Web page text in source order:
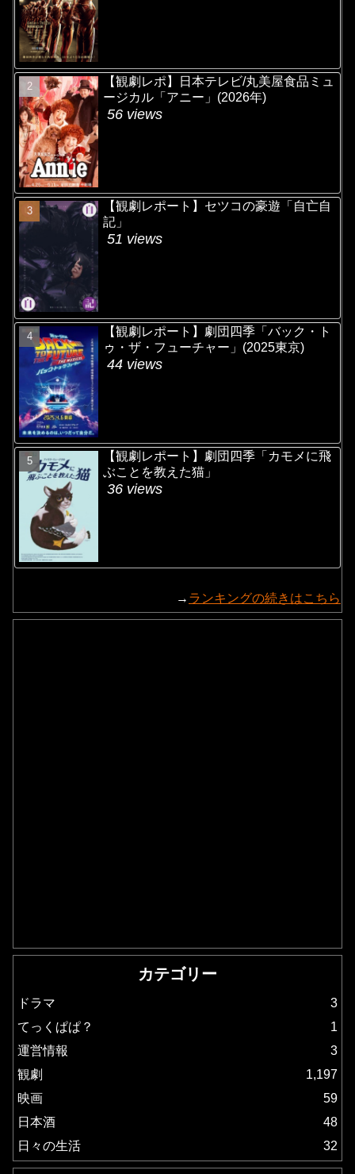
【観劇レポ】日本テレビ/丸美屋食品ミュ
ージカル「アニー」(2026年)
56 views
【観劇レポート】セツコの豪遊「自亡自
記」
51 views
【観劇レポート】劇団四季「バック・ト
ゥ・ザ・フューチャー」(2025東京)
44 views
【観劇レポート】劇団四季「カモメに飛
ぶことを教えた猫」
36 views
→ ランキングの続きはこちら
カテゴリー
ドラマ
3
てっくぱぱ？
1
運営情報
3
観劇
1,197
映画
59
日本酒
48
日々の生活
32